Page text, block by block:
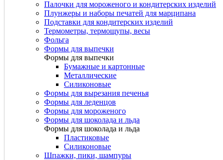
Палочки для мороженого и кондитерских изделий
Плунжеры и наборы печатей для марципана
Подставки для кондитерских изделий
Термометры, термощупы, весы
Фольга
Формы для выпечки
Формы для выпечки
Бумажные и картонные
Металлические
Силиконовые
Формы для вырезания печенья
Формы для леденцов
Формы для мороженого
Формы для шоколада и льда
Формы для шоколада и льда
Пластиковые
Силиконовые
Шпажки, пики, шампуры